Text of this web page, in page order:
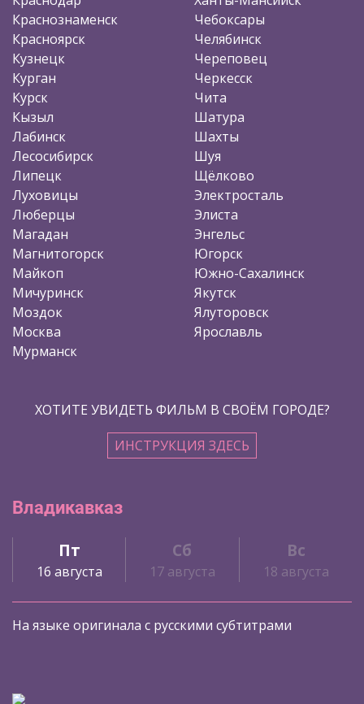
Краснознаменск
Красноярск
Кузнецк
Курган
Курск
Кызыл
Лабинск
Лесосибирск
Липецк
Луховицы
Люберцы
Магадан
Магнитогорск
Майкоп
Мичуринск
Моздок
Москва
Мурманск
Чебоксары
Челябинск
Череповец
Черкесск
Чита
Шатура
Шахты
Шуя
Щёлково
Электросталь
Элиста
Энгельс
Югорск
Южно-Сахалинск
Якутск
Ялуторовск
Ярославль
ХОТИТЕ УВИДЕТЬ ФИЛЬМ В СВОЁМ ГОРОДЕ?
ИНСТРУКЦИЯ ЗДЕСЬ
Владикавказ
Пт
16 августа
Сб
17 августа
Вс
18 августа
На языке оригинала с русскими субтитрами